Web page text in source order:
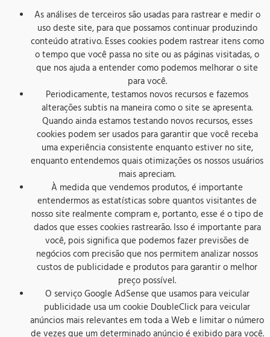
As análises de terceiros são usadas para rastrear e medir o
uso deste site, para que possamos continuar produzindo
conteúdo atrativo. Esses cookies podem rastrear itens como
o tempo que você passa no site ou as páginas visitadas, o
que nos ajuda a entender como podemos melhorar o site
para você.
Periodicamente, testamos novos recursos e fazemos
alterações subtis na maneira como o site se apresenta.
Quando ainda estamos testando novos recursos, esses
cookies podem ser usados ​​para garantir que você receba
uma experiência consistente enquanto estiver no site,
enquanto entendemos quais otimizações os nossos usuários
mais apreciam.
À medida que vendemos produtos, é importante
entendermos as estatísticas sobre quantos visitantes de
nosso site realmente compram e, portanto, esse é o tipo de
dados que esses cookies rastrearão. Isso é importante para
você, pois significa que podemos fazer previsões de
negócios com precisão que nos permitem analizar nossos
custos de publicidade e produtos para garantir o melhor
preço possível.
O serviço Google AdSense que usamos para veicular
publicidade usa um cookie DoubleClick para veicular
anúncios mais relevantes em toda a Web e limitar o número
de vezes que um determinado anúncio é exibido para você.